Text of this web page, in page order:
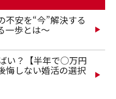
不安を“今”解決する
歩とは～
い？【半年で○万円
悔しない婚活の選択